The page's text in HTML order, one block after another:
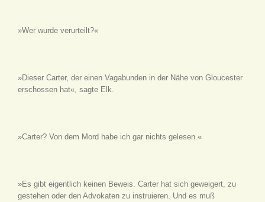
»Wer wurde verurteilt?«
»Dieser Carter, der einen Vagabunden in der Nähe von Gloucester
erschossen hat«, sagte Elk.
»Carter? Von dem Mord habe ich gar nichts gelesen.«
»Es gibt eigentlich keinen Beweis. Carter hat sich geweigert, zu
gestehen oder den Advokaten zu instruieren. Und es muß